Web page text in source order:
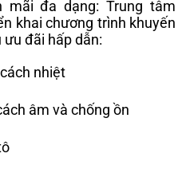
mãi đa dạng: Trung tâm
khai chương trình khuyến
đãi hấp dẫn:
nhiệt
âm và chống ồn